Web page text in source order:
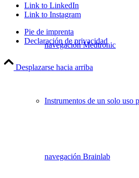
navegación Medtronic
Instrumentos de un solo uso
navegación Brainlab
Link to LinkedIn
Link to Instagram
Pie de imprenta
Declaración de privacidad
Desplazarse hacia arriba